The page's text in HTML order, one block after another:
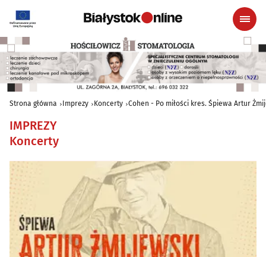
Strona główna Imprezy Koncerty Cohen - Po miłości kres. Śpiewa Artur
IMPREZY
Koncerty